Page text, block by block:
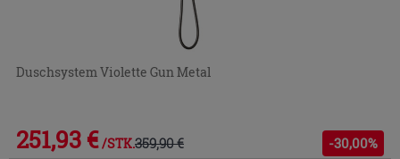
Duschsystem Violette Gun Metal
251,93 € /STK.359,90 € -30,00%